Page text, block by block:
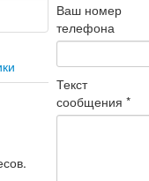
Ваш номер
телефона
Текст
сообщения*